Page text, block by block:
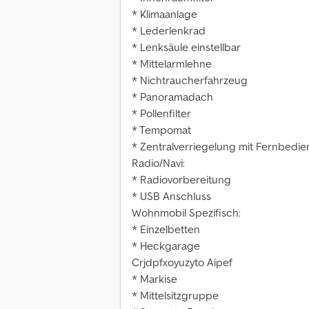
* Klimaanlage
* Lederlenkrad
* Lenksäule einstellbar
* Mittelarmlehne
* Nichtraucherfahrzeug
* Panoramadach
* Pollenfilter
* Tempomat
* Zentralverriegelung mit
Radio/Navi:
* Radiovorbereitung
* USB Anschluss
Wohnmobil Spezifisch:
* Einzelbetten
* Heckgarage
Crjdpfxoyuzyto Aipef
* Markise
* Mittelsitzgruppe